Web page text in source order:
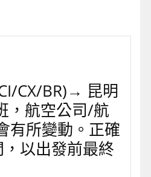
CX/BR)→ 昆明
，航空公司/航
有所變動。正確
以出發前最終